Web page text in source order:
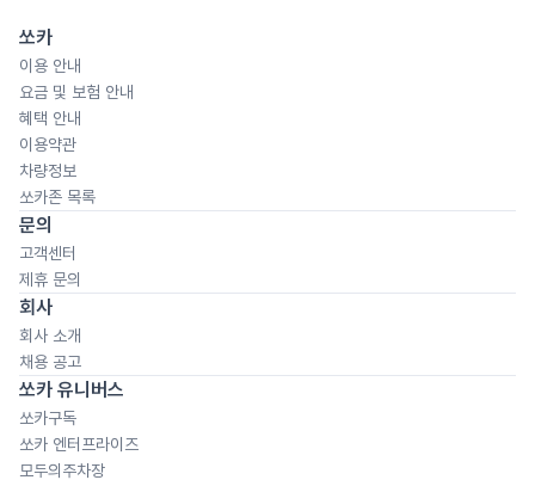
쏘카
이용 안내
요금 및 보험 안내
혜택 안내
이용약관
차량정보
쏘카존 목록
문의
고객센터
제휴 문의
회사
회사 소개
채용 공고
쏘카 유니버스
쏘카구독
쏘카 엔터프라이즈
모두의주차장